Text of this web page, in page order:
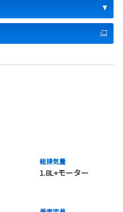
総排気量
1.8L+モーター